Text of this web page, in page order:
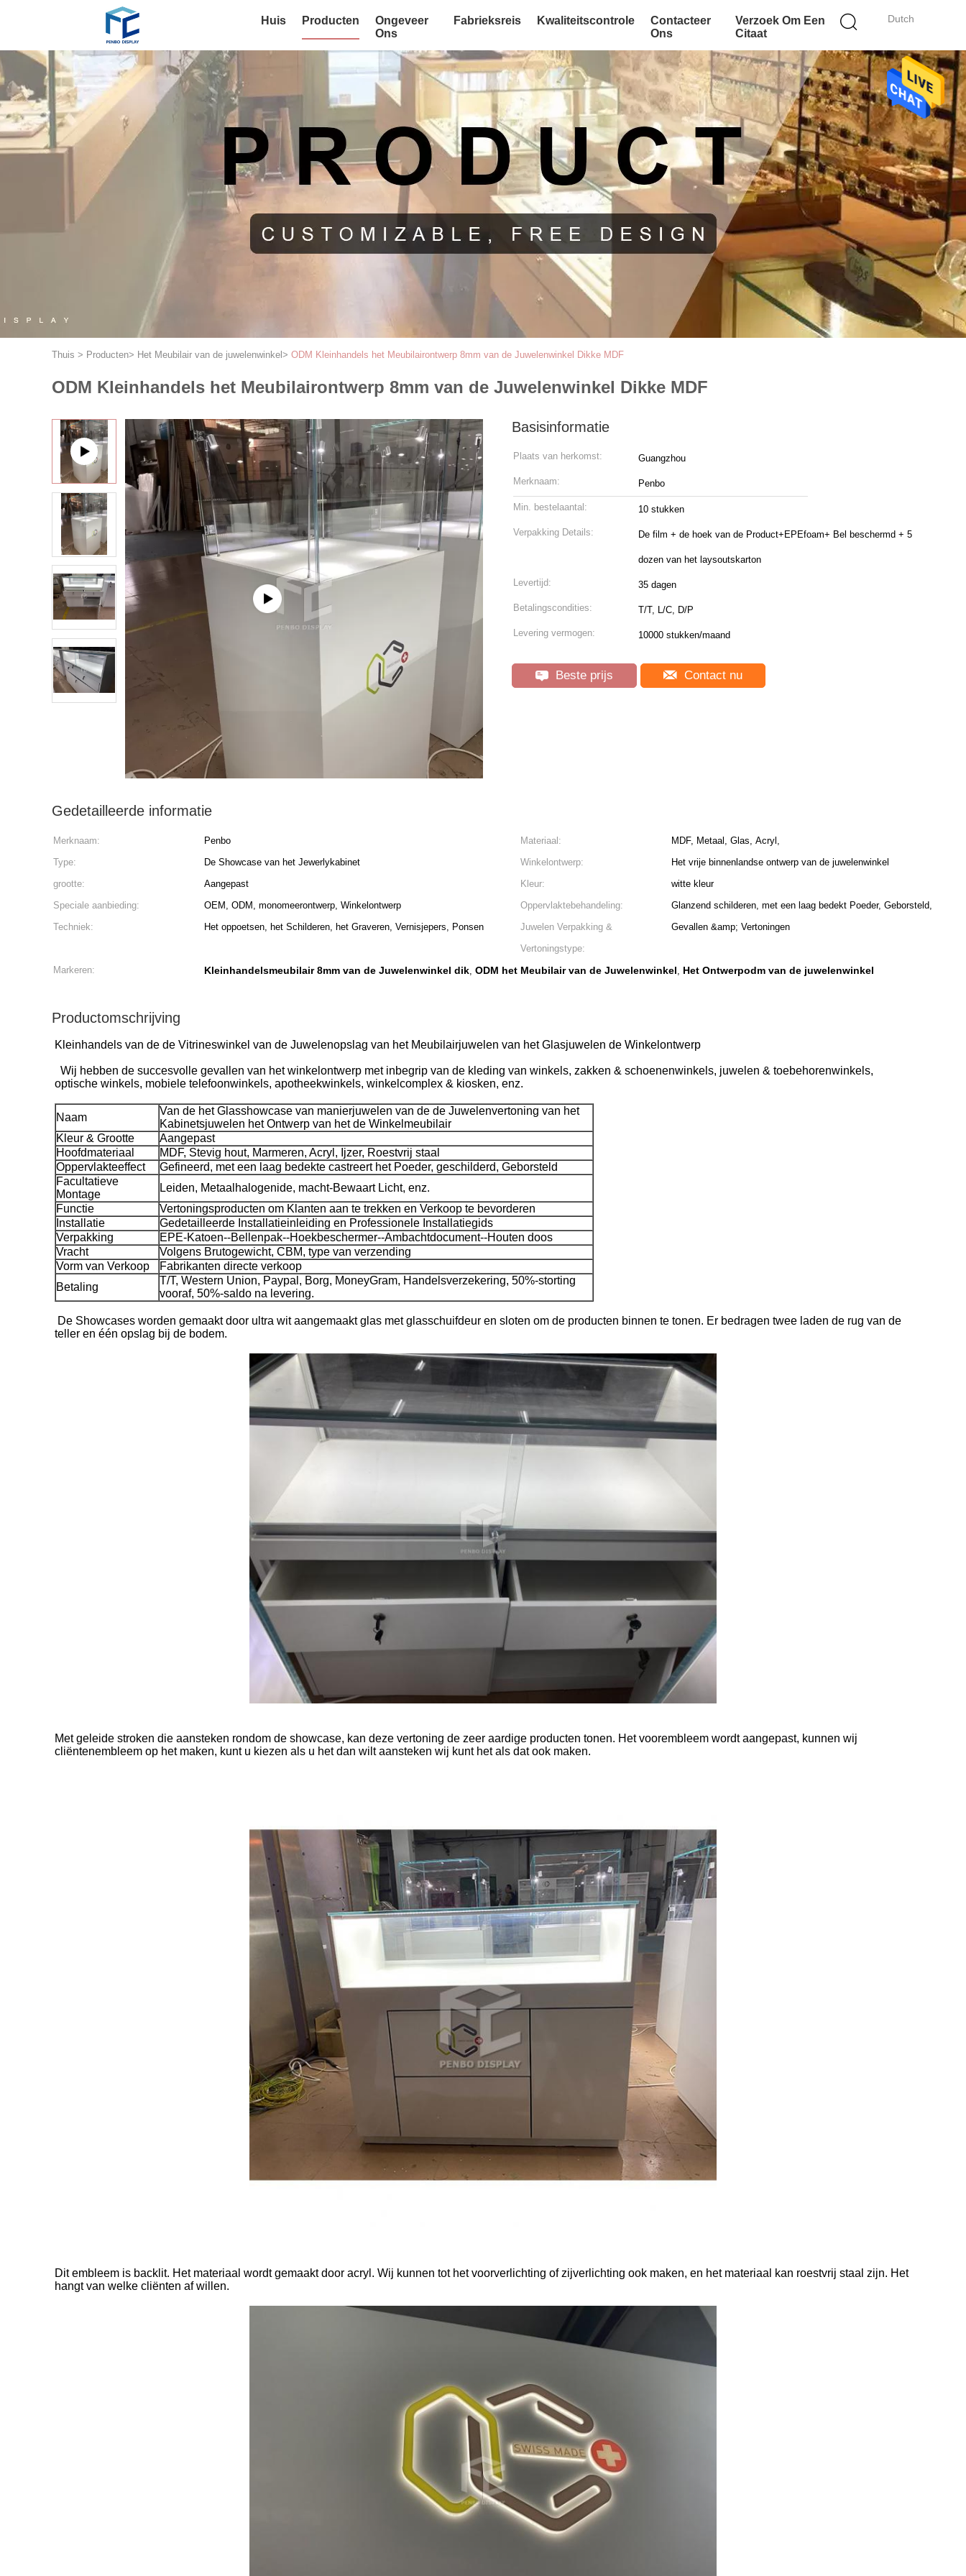
Dutch
Huis Producten
Ongeveer
Ons
Fabrieksreis Kwaliteitscontrole
Contacteer
Ons
Verzoek Om Een
Citaat
Thuis > Producten> Het Meubilair van de juwelenwinkel > ODM Kleinhandels het Meubilairontwerp 8mm van de Juwelenwinkel Dikke MDF
ODM Kleinhandels het Meubilairontwerp 8mm van de Juwelenwinkel Dikke MDF
Basisinformatie
Plaats van herkomst: Guangzhou
Merknaam: Penbo
Min. bestelaantal: 10 stukken
Verpakking Details: De film + de hoek van de Product+EPEfoam+ Bel beschermd + 5
dozen van het laysoutskarton
Levertijd: 35 dagen
Betalingscondities: T/T, L/C, D/P
Levering vermogen: 10000 stukken/maand
Beste prijs Contact nu
Gedetailleerde informatie
Merknaam: Penbo Materiaal:
MDF, Metaal, Glas, Acryl,
Type:
De Showcase van het Jewerlykabinet Winkelontwerp:
Het vrije binnenlandse ontwerp van de juwelenwinkel
grootte:
Aangepast Kleur:
witte kleur
Speciale aanbieding:
OEM, ODM, monomeerontwerp, Winkelontwerp Oppervlaktebehandeling:
Glanzend schilderen, met een laag bedekt Poeder, Geborsteld,
Techniek:
Het oppoetsen, het Schilderen, het Graveren, Vernisjepers, Ponsen
Juwelen Verpakking &
Vertoningstype:
Gevallen &amp; Vertoningen
Markeren: Kleinhandelsmeubilair 8mm van de Juwelenwinkel dik, ODM het Meubilair van de Juwelenwinkel, Het Ontwerpodm van de juwelenwinkel
Productomschrijving
Kleinhandels van de de Vitrineswinkel van de Juwelenopslag van het Meubilairjuwelen van het Glasjuwelen de Winkelontwerp
Wij hebben de succesvolle gevallen van het winkelontwerp met inbegrip van de kleding van winkels, zakken & schoenenwinkels, juwelen & toebehorenwinkels,
optische winkels, mobiele telefoonwinkels, apotheekwinkels, winkelcomplex & kiosken, enz.
Naam
Van de het Glasshowcase van manierjuwelen van de de Juwelenvertoning van het
Kabinetsjuwelen het Ontwerp van het de Winkelmeubilair
Kleur & Grootte
Aangepast
Hoofdmateriaal
MDF, Stevig hout, Marmeren, Acryl, Ijzer, Roestvrij staal
Oppervlakteeffect
Gefineerd, met een laag bedekte castreert het Poeder, geschilderd, Geborsteld
Facultatieve
Montage
Leiden, Metaalhalogenide, macht-Bewaart Licht, enz.
Functie
Vertoningsproducten om Klanten aan te trekken en Verkoop te bevorderen
Installatie
Gedetailleerde Installatieinleiding en Professionele Installatiegids
Verpakking
EPE-Katoen--Bellenpak--Hoekbeschermer--Ambachtdocument--Houten doos
Vracht
Volgens Brutogewicht, CBM, type van verzending
Vorm van Verkoop
Fabrikanten directe verkoop
Betaling
T/T, Western Union, Paypal, Borg, MoneyGram, Handelsverzekering, 50%-storting
vooraf, 50%-saldo na levering.
De Showcases worden gemaakt door ultra wit aangemaakt glas met glasschuifdeur en sloten om de producten binnen te tonen. Er bedragen twee laden de rug van de
teller en één opslag bij de bodem.
Met geleide stroken die aansteken rondom de showcase, kan deze vertoning de zeer aardige producten tonen. Het voorembleem wordt aangepast, kunnen wij
cliëntenembleem op het maken, kunt u kiezen als u het dan wilt aansteken wij kunt het als dat ook maken.
Dit embleem is backlit. Het materiaal wordt gemaakt door acryl. Wij kunnen tot het voorverlichting of zijverlichting ook maken, en het materiaal kan roestvrij staal zijn. Het
hangt van welke cliënten af willen.